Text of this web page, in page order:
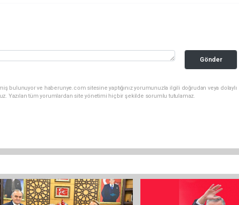
Gönder
bulunuyor ve haberunye.com sitesine yaptığınız yorumunuzla ilgili doğrudan veya dolaylı
Yazılan tüm yorumlardan site yönetimi hiçbir şekilde sorumlu tutulamaz.